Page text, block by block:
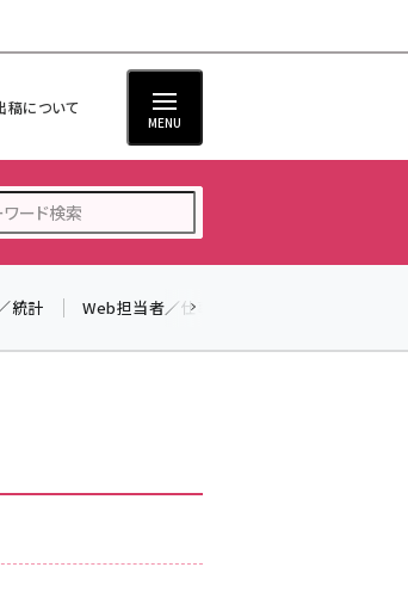
稿について
MENU
世代 (1617)
統計 Web担当者／仕事